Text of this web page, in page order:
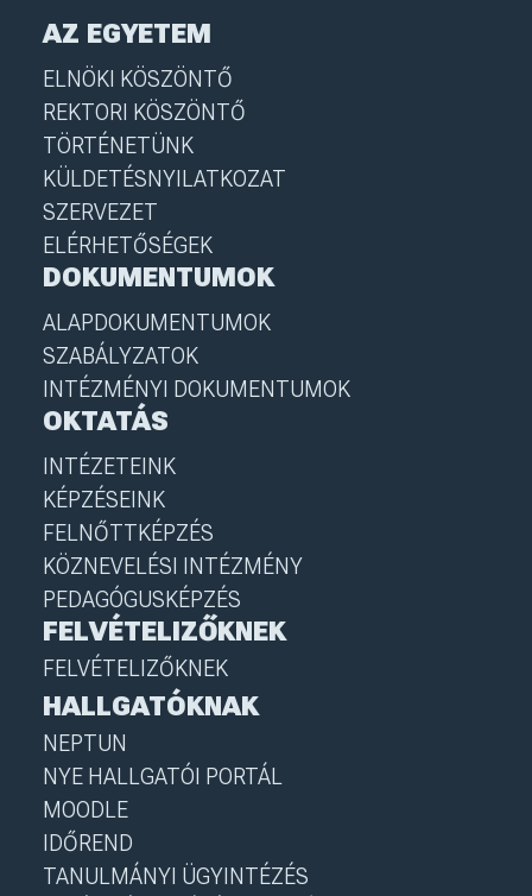
AZ EGYETEM
ELNÖKI KÖSZÖNTŐ
REKTORI KÖSZÖNTŐ
TÖRTÉNETÜNK
KÜLDETÉSNYILATKOZAT
SZERVEZET
ELÉRHETŐSÉGEK
DOKUMENTUMOK
ALAPDOKUMENTUMOK
SZABÁLYZATOK
INTÉZMÉNYI DOKUMENTUMOK
OKTATÁS
INTÉZETEINK
KÉPZÉSEINK
FELNŐTTKÉPZÉS
KÖZNEVELÉSI INTÉZMÉNY
PEDAGÓGUSKÉPZÉS
FELVÉTELIZŐKNEK
FELVÉTELIZŐKNEK
HALLGATÓKNAK
NEPTUN
NYE HALLGATÓI PORTÁL
MOODLE
IDŐREND
TANULMÁNYI ÜGYINTÉZÉS